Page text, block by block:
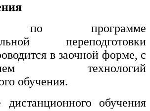
по программе
переподготовки
в заочной форме, с
технологий
обучения.
дистанционного обучения